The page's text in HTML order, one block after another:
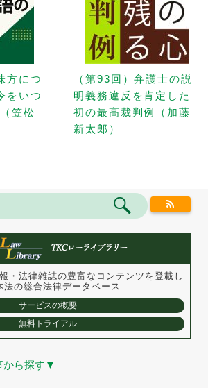
方につ
をいつ
笠松
（第93回）弁護士の説
明義務違反を肯定した
初の最高裁判例（加藤
新太郎）
・法律雑誌の豊富なコンテンツを登載し
法の総合法律データベース
サービスの概要
無料トライアル
から探す ▼